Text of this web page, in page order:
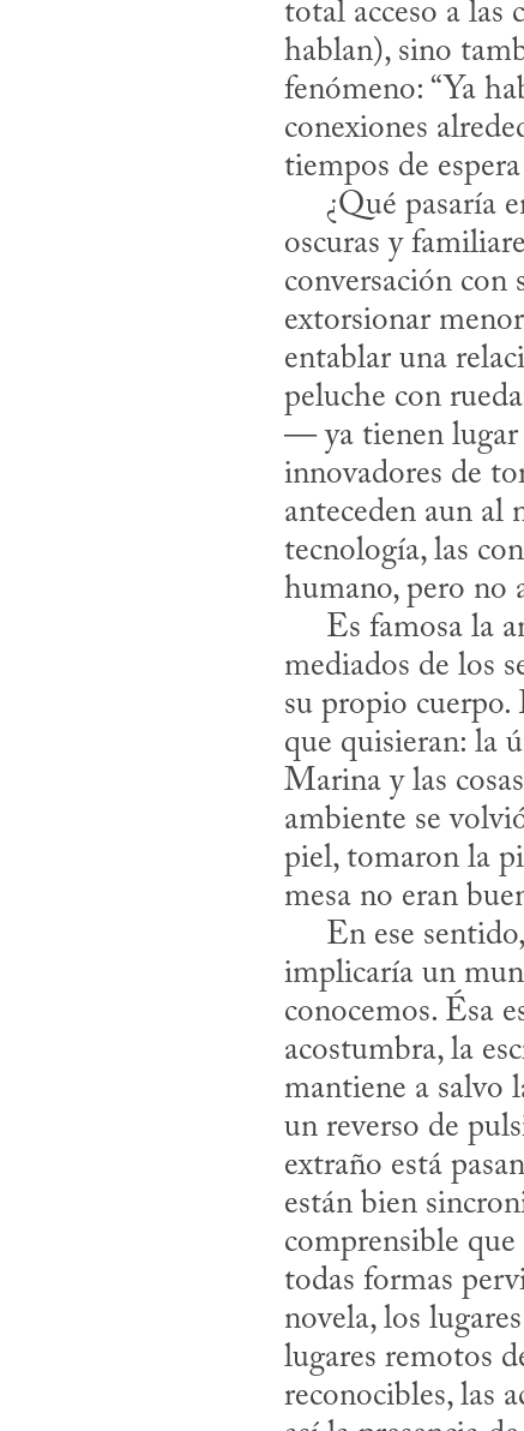
total acceso a las
hablan), sino
fenómeno: “Ya
conexiones
tiempos de
oscuras y
conversación con
extorsionar
entablar una
peluche con
— ya tienen lugar
innovadores de
anteceden aun al
tecnología, las
humano, pero no
Es famosa
mediados de los
su propio cuerpo.
que quisieran: la
Marina y las
ambiente se
piel, tomaron la
mesa no eran
implicaría un
conocemos. Ésa
acostumbra, la
mantiene a salvo
un reverso de
extraño está
están bien
comprensible
todas formas
novela, los
lugares remotos
reconocibles, las